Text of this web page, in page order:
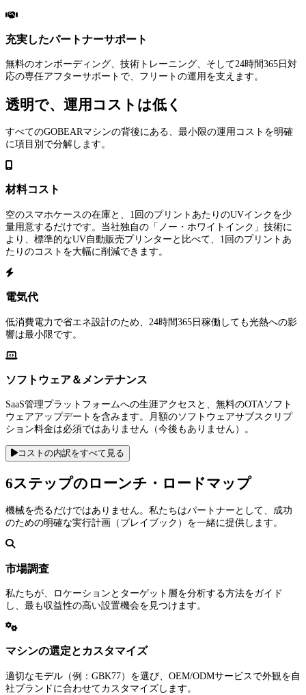
充実したパートナーサポート
無料のオンボーディング、技術トレーニング、そして24時間365日対
応の専任アフターサポートで、フリートの運用を支えます。
透明で、運用コストは低く
すべてのGOBEARマシンの背後にある、最小限の運用コストを明確
に項目別で分解します。
材料コスト
空のスマホケースの在庫と、1回のプリントあたりのUVインクを少
量用意するだけです。当社独自の「ノー・ホワイトインク」技術に
より、標準的なUV自動販売プリンターと比べて、1回のプリントあ
たりのコストを大幅に削減できます。
電気代
低消費電力で省エネ設計のため、24時間365日稼働しても光熱への影
響は最小限です。
ソフトウェア＆メンテナンス
SaaS管理プラットフォームへの生涯アクセスと、無料のOTAソフト
ウェアアップデートを含みます。月額のソフトウェアサブスクリプ
ション料金は必須ではありません（今後もありません）。
コストの内訳をすべて見る
6ステップのローンチ・ロードマップ
機械を売るだけではありません。私たちはパートナーとして、成功
のための明確な実行計画（プレイブック）を一緒に提供します。
市場調査
私たちが、ロケーションとターゲット層を分析する方法をガイド
し、最も収益性の高い設置機会を見つけます。
マシンの選定とカスタマイズ
適切なモデル（例：GBK77）を選び、OEM/ODMサービスで外観を自
社ブランドに合わせてカスタマイズします。